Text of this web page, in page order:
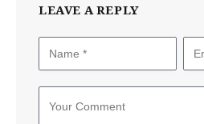
LEAVE A REPLY